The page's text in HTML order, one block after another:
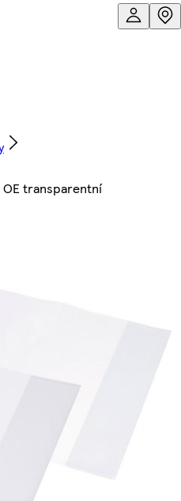
OE transparentní